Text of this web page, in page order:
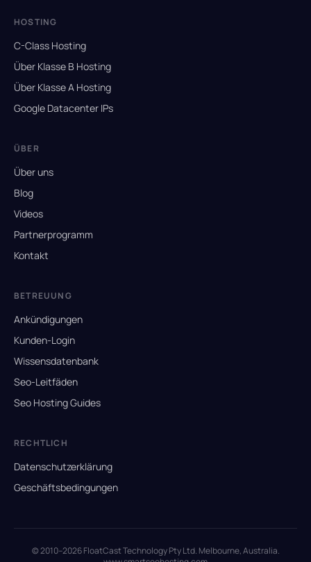
HOSTING
C-Class Hosting
Über Klasse B Hosting
Über Klasse A Hosting
Google Datacenter IPs
ÜBER
Über uns
Blog
Videos
Partnerprogramm
Kontakt
BETREUUNG
Ankündigungen
Kunden-Login
Wissensdatenbank
Seo-Leitfäden
Seo Hosting Guides
RECHTLICH
Datenschutzerklärung
Geschäftsbedingungen
© 2010–2026 FloatCast Technology Pty Ltd. Melbourne, Australia.